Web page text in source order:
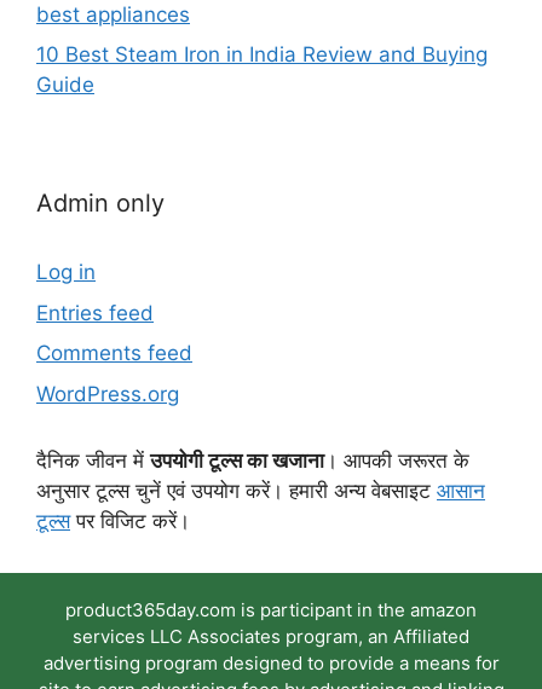
best appliances
10 Best Steam Iron in India Review and Buying
Guide
Admin only
Log in
Entries feed
Comments feed
WordPress.org
दैनिक जीवन मेंउपयोगी टूल्स का खजाना। आपकी जरूरत के
अनुसार टूल्स चुनें एवं उपयोग करें। हमारी अन्य वेबसाइट आसान
टूल्सपर विजिट करें।
product365day.com is participant in the amazon
services LLC Associates program, an Affiliated
advertising program designed to provide a means for